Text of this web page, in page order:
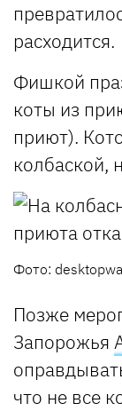
расходится.
Фишкой
коты из
приют).
колбаской,
Фото:
Позже
Запорожья
что не все